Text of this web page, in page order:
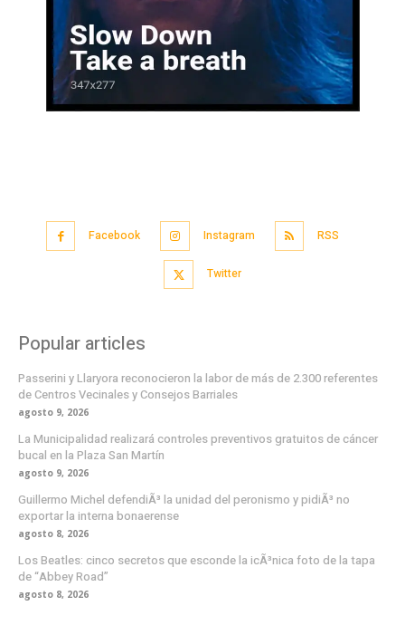
Facebook Instagram RSS
Twitter
Popular articles
Passerini y Llaryora reconocieron la labor de más de 2.300 referentes
de Centros Vecinales y Consejos Barriales
agosto 9, 2026
La Municipalidad realizará controles preventivos gratuitos de cáncer
bucal en la Plaza San Martín
agosto 9, 2026
Guillermo Michel defendiÃ³ la unidad del peronismo y pidiÃ³ no
exportar la interna bonaerense
agosto 8, 2026
Los Beatles: cinco secretos que esconde la icÃ³nica foto de la tapa
de “Abbey Road”
agosto 8, 2026